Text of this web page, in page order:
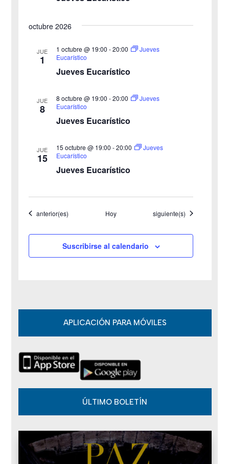
y
v
e
v
e
o
octubre 2026
JUE
1
Jueves Eucarístico
1 octubre @ 19:00 -20:00
Jueves
Eucarístico
JUE
8
Jueves Eucarístico
8 octubre @ 19:00 -20:00
Jueves
Eucarístico
JUE
15
Jueves Eucarístico
15 octubre @ 19:00 -20:00
Jueves
Eucarístico
Eventos
anterior(es) Hoy Eventos
siguiente(s)
Suscribirse al calendario
APLICACIÓN PARA MÓVILES
ÚLTIMO BOLETÍN